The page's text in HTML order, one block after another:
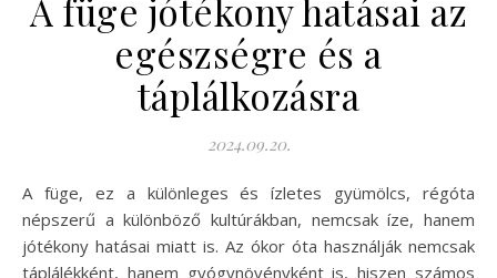
A füge jótékony hatásai az
egészségre és a
táplálkozásra
2024.09.20.
A füge, ez a különleges és ízletes gyümölcs, régóta
népszerű a különböző kultúrákban, nemcsak íze, hanem
jótékony hatásai miatt is. Az ókor óta használják nemcsak
táplálékként, hanem gyógynövényként is, hiszen számos